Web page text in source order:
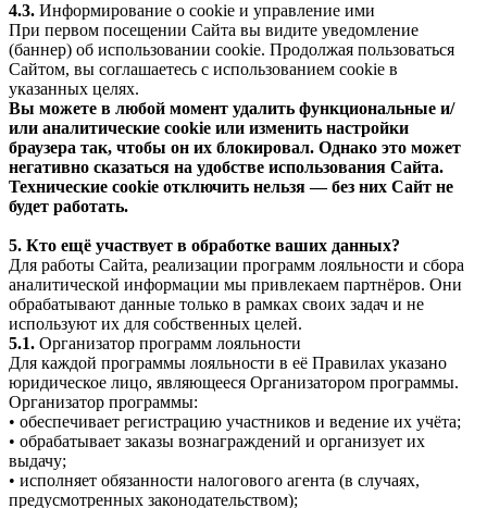
4.3. Информирование о cookie и управление ими
При первом посещении Сайта вы видите уведомление
(баннер) об использовании cookie. Продолжая пользоваться
Сайтом, вы соглашаетесь с использованием cookie в
указанных целях.
Вы можете в любой момент удалить функциональные и/
или аналитические cookie или изменить настройки
браузера так, чтобы он их блокировал. Однако это может
негативно сказаться на удобстве использования Сайта.
Технические cookie отключить нельзя — без них Сайт не
будет работать.
5. Кто ещё участвует в обработке ваших данных?
Для работы Сайта, реализации программ лояльности и сбора
аналитической информации мы привлекаем партнёров. Они
обрабатывают данные только в рамках своих задач и не
используют их для собственных целей.
5.1. Организатор программ лояльности
Для каждой программы лояльности в её Правилах указано
юридическое лицо, являющееся Организатором программы.
Организатор программы:
• обеспечивает регистрацию участников и ведение их учёта;
• обрабатывает заказы вознаграждений и организует их
выдачу;
• исполняет обязанности налогового агента (в случаях,
предусмотренных законодательством);